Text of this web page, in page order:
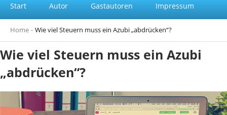
Start Autor Gastautoren Impressum
Home - Wie viel Steuern muss ein Azubi „abdrücken“?
Wie viel Steuern muss ein Azubi
„abdrücken“?